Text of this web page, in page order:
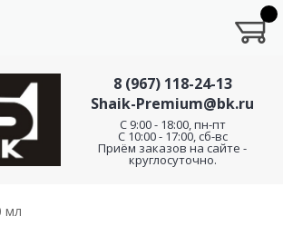
8 (967) 118-24-13
Shaik-Premium@bk.ru
C 9:00 - 18:00, пн-пт
С 10:00 - 17:00, сб-вс
Приём заказов на сайте -
круглосуточно.
мл